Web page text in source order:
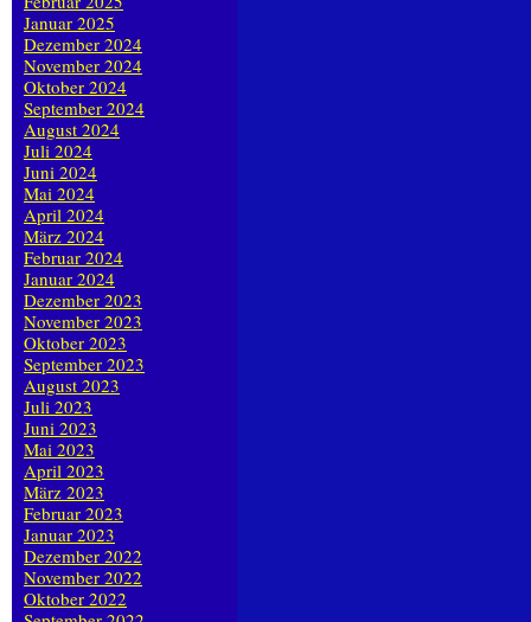
Januar 2025
Dezember 2024
November 2024
Oktober 2024
September 2024
August 2024
Juli 2024
Juni 2024
Mai 2024
April 2024
März 2024
Februar 2024
Januar 2024
Dezember 2023
November 2023
Oktober 2023
September 2023
August 2023
Juli 2023
Juni 2023
Mai 2023
April 2023
März 2023
Februar 2023
Januar 2023
Dezember 2022
November 2022
Oktober 2022